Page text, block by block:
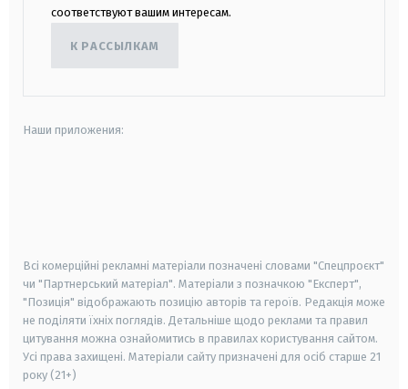
соответствуют вашим интересам.
К РАССЫЛКАМ
Наши приложения:
Всі комерційні рекламні матеріали позначені словами "Спецпроєкт"
чи "Партнерський матеріал". Матеріали з позначкою "Експерт",
"Позиція" відображають позицію авторів та героїв. Редакція може
не поділяти їхніх поглядів. Детальніше щодо реклами та правил
цитування можна ознайомитись в правилах користування сайтом.
Усі права захищені. Матеріали сайту призначені для осіб старше 21
року (21+)